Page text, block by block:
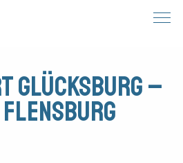
Glücksburg –